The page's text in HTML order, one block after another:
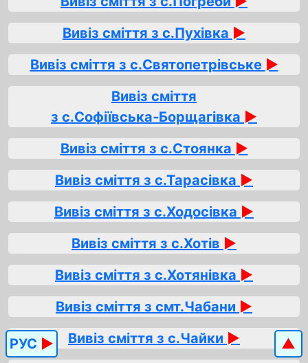
Вивіз сміття з с.Пухівка ►
Вивіз сміття з с.Святопетрівське ►
Вивіз сміття
з с.Софіївська‑Борщагівка ►
Вивіз сміття з с.Стоянка ►
Вивіз сміття з с.Тарасівка ►
Вивіз сміття з с.Ходосівка ►
Вивіз сміття з с.Хотів ►
Вивіз сміття з с.Хотянівка ►
Вивіз сміття з смт.Чабани ►
Вивіз сміття з с.Чайки ►
РУС ► ▲